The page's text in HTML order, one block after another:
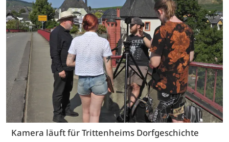
Kamera läuft für Trittenheims Dorfgeschichte